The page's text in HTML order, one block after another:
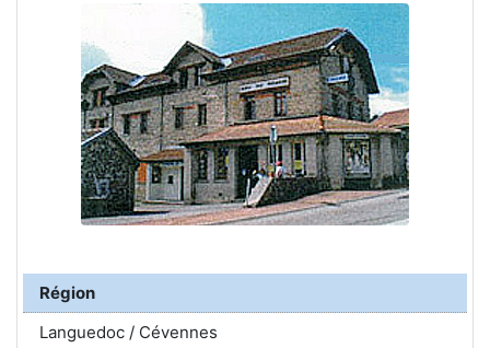
Région
Languedoc / Cévennes